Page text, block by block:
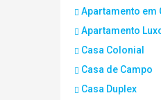
Apartamento em
Apartamento
Casa Colonial
Casa de Campo
Casa Duplex